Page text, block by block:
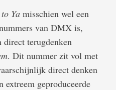
Ya misschien wel een
van DMX is,
direct terugdenken
. Dit nummer zit vol met
direct denken
geproduceerde